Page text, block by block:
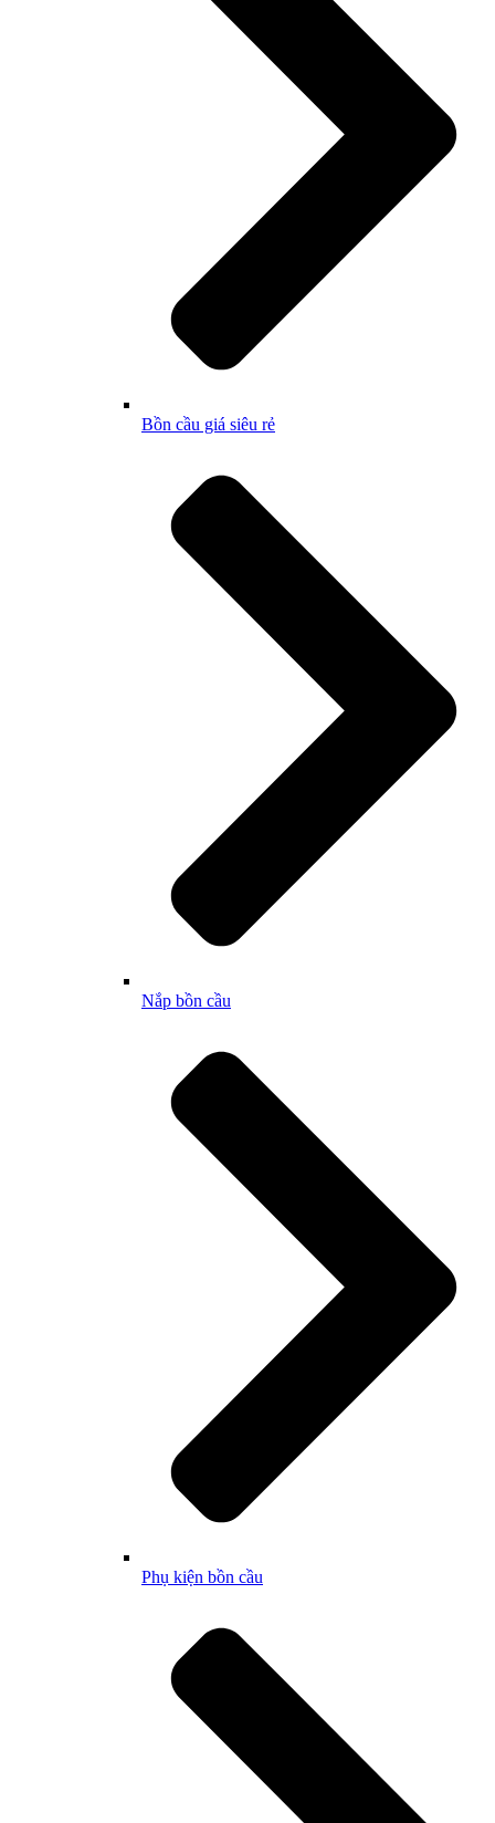
Bồn cầu giá siêu rẻ
Nắp bồn cầu
Phụ kiện bồn cầu